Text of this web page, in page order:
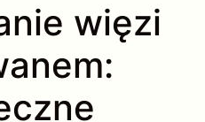
więzi